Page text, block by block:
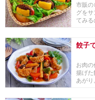
市販
グを
てみ
餃子
お肉
揚げた
あが